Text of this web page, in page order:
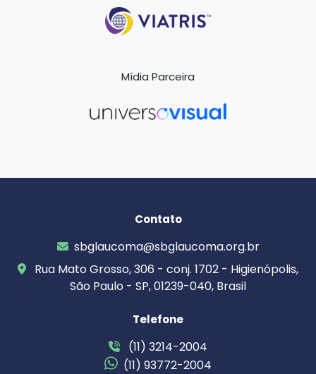
Mídia Parceira
Contato
sbglaucoma@sbglaucoma.org.br
Rua Mato Grosso, 306 - conj. 1702 - Higienópolis,
São Paulo - SP, 01239-040, Brasil
Telefone
(11) 3214-2004
(11) 93772-2004